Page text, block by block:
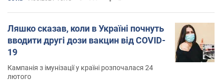
Ляшко сказав, коли в Україні почнуть
вводити другі дози вакцин від COVID-
19
Кампанія з імунізації у країні розпочалася 24
лютого